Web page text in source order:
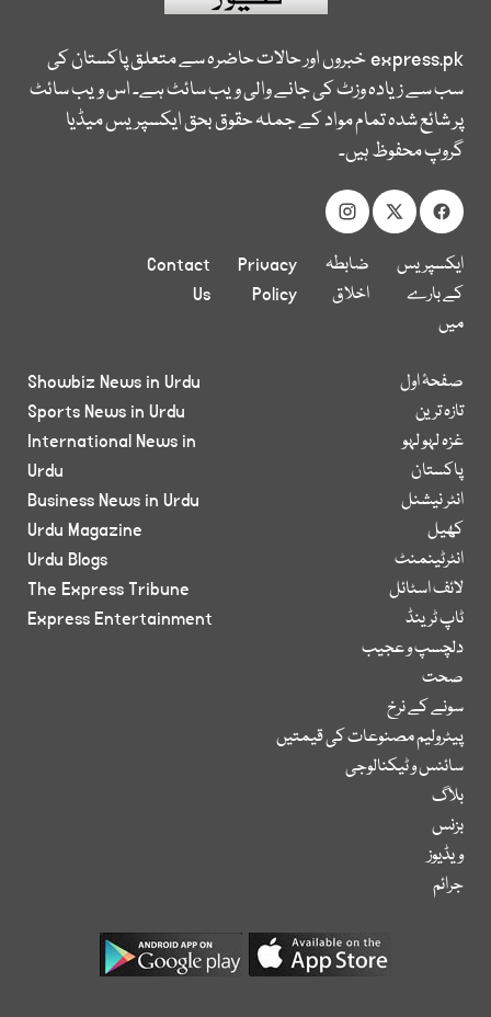
express.pkخبروں اور حالات حاضرہ سے متعلق پاکستان کی
سب سے زیادہ وزٹ کی جانے والی ویب سائٹ ہے۔ اس ویب سائٹ
پر شائع شدہ تمام مواد کے جملہ حقوق بحق ایکسپریس میڈیا
گروپ محفوظ ہیں۔
ایکسپریس
کے بارے
میں
ضابطہ
اخلاق
Privacy
Policy
Contact
Us
صفحۂ اول
تازہ ترین
غزہ لہو لہو
پاکستان
انٹر نیشنل
کھیل
انٹرٹینمنٹ
لائف اسٹائل
ٹاپ ٹرینڈ
دلچسپ و عجیب
صحت
سونے کے نرخ
پیٹرولیم مصنوعات کی قیمتیں
سائنس و ٹیکنالوجی
بلاگ
بزنس
ویڈیوز
جرائم
Showbiz News in Urdu
Sports News in Urdu
International News in
Urdu
Business News in Urdu
Urdu Magazine
Urdu Blogs
The Express Tribune
Express Entertainment